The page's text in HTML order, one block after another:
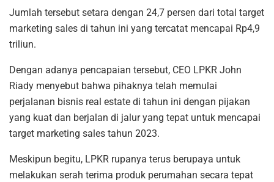
Jumlah tersebut setara dengan 24,7 persen dari total target
marketing sales di tahun ini yang tercatat mencapai Rp4,9
triliun.
Dengan adanya pencapaian tersebut, CEO LPKR John
Riady menyebut bahwa pihaknya telah memulai
perjalanan bisnis real estate di tahun ini dengan pijakan
yang kuat dan berjalan di jalur yang tepat untuk mencapai
target marketing sales tahun 2023.
Meskipun begitu, LPKR rupanya terus berupaya untuk
melakukan serah terima produk perumahan secara tepat